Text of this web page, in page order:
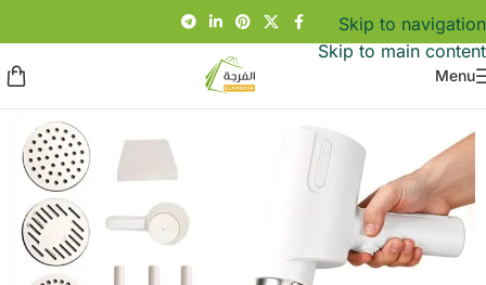
Skip to navigation
Skip to main content
Menu